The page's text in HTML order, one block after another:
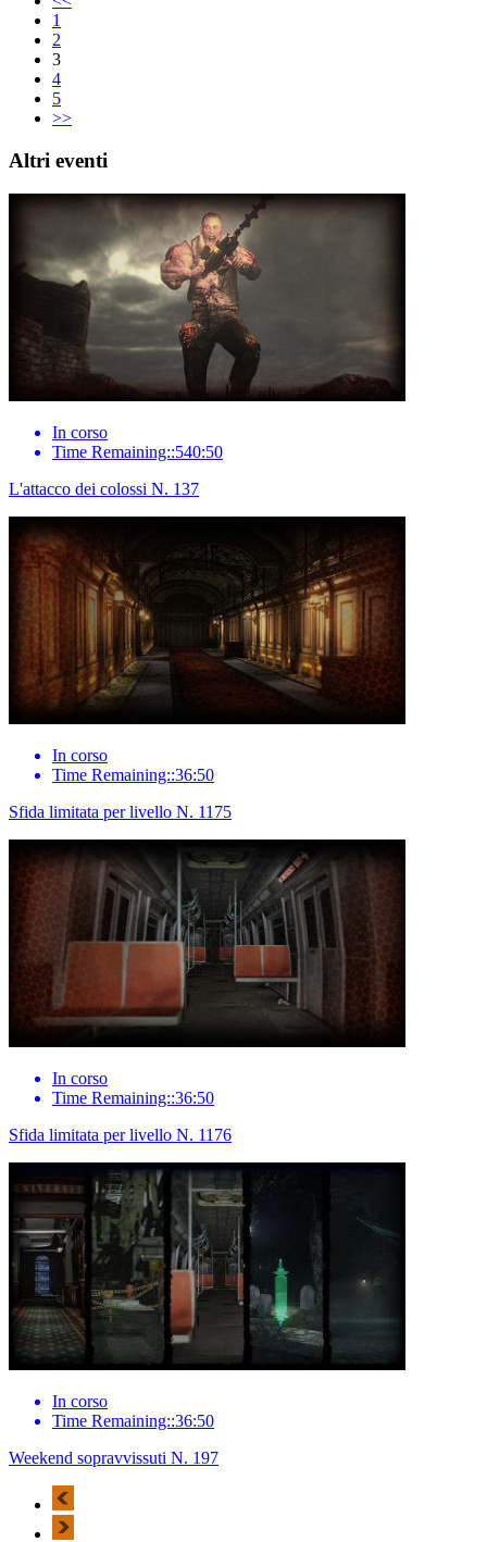
1
2
3
4
5
>>
Altri eventi
In corso
Time Remaining::540:50
L'attacco dei colossi N. 137
In corso
Time Remaining::36:50
Sfida limitata per livello N. 1175
In corso
Time Remaining::36:50
Sfida limitata per livello N. 1176
In corso
Time Remaining::36:50
Weekend sopravvissuti N. 197